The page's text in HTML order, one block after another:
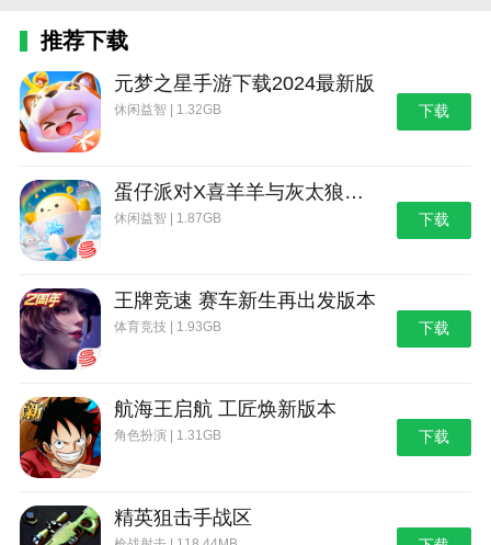
玩家也可以快速掌握基本的游戏玩法，并快速沉浸在令
人兴奋的冒险中。
3、高重播价值：由于Roguelike元素的存在和高度
自由的游戏玩法，玩家可以多次玩，每次都能体验到不
4、免费游戏：游戏完全免费，无需应用内购买。
玩家可以放心下载，充分享受它带来的乐趣。
v0.4.0f版本
选项：修复了可能阻止读取或写入选项的错误。
题。
本站为您提供烛火地牢2 中文版的 手机游戏 ，欢
迎大家记住本站网址，本站是您下载安卓手游app最好
的网站！
推荐下载
元梦之星手游下载2024最新版
休闲益智 | 1.32GB 下载
蛋仔派对X喜羊羊与灰太狼联动第二弹版本
休闲益智 | 1.87GB 下载
王牌竞速 赛车新生再出发版本
体育竞技 | 1.93GB 下载
航海王启航 工匠焕新版本
角色扮演 | 1.31GB 下载
精英狙击手战区